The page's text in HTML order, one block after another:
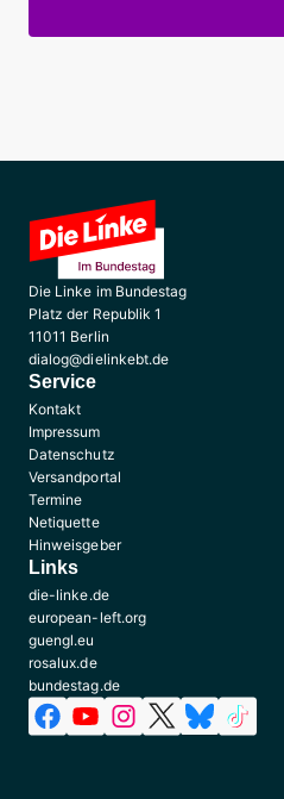
Die Linke im Bundestag
Platz der Republik 1
11011 Berlin
dialog@dielinkebt.de
Service
Kontakt
Impressum
Datenschutz
Versandportal
Termine
Netiquette
Hinweisgeber
Links
die-linke.de
european-left.org
guengl.eu
rosalux.de
bundestag.de